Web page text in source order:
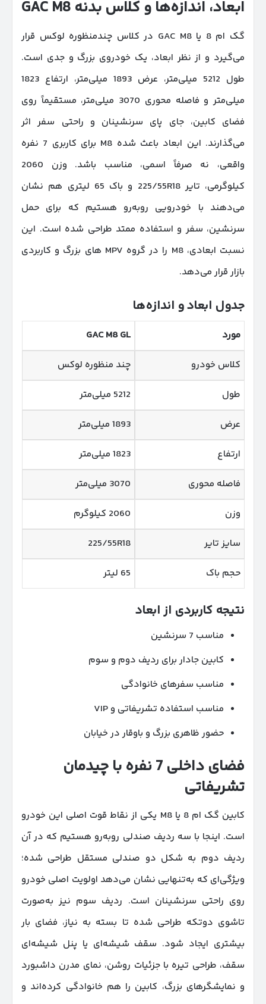
ابعاد، اندازه‌ها و کلاس بدنه
گک ام 8 یا GAC M8 در کلاس چندمنظوره لوکس قرار
می‌گیرد و از نظر ابعاد، یک خودروی بزرگ و جدی است.
طول 5212 میلی‌متر، عرض 1893 میلی‌متر، ارتفاع 1823
میلی‌متر و فاصله محوری 3070 میلی‌متر، مستقیماً روی
فضای کابین، جای پای سرنشینان و راحتی سفر اثر
می‌گذارند. این ابعاد باعث شده M8 برای کاربری 7 نفره
واقعی، نه صرفاً اسمی، مناسب باشد. وزن 2060
کیلوگرمی، تایر 225/55R18 و باک 65 لیتری هم نشان
می‌دهند با خودرویی روبه‌رو هستیم که برای حمل
سرنشین، سفر و استفاده ممتد طراحی شده است. این
نسبت ابعادی، M8 را در گروه MPV های بزرگ و کاربردی
بازار قرار می‌دهد.
جدول ابعاد و اندازه‌ها
مورد
GAC M8 GL
کلاس خودرو
چند منظوره لوکس
طول
5212 میلی‌متر
عرض
1893 میلی‌متر
ارتفاع
1823 میلی‌متر
فاصله محوری
3070 میلی‌متر
وزن
2060 کیلوگرم
سایز تایر
225/55R18
حجم باک
65 لیتر
نتیجه کاربردی از ابعاد
مناسب 7 سرنشین
کابین جادار برای ردیف دوم و سوم
مناسب سفرهای خانوادگی
مناسب استفاده تشریفاتی و VIP
حضور ظاهری بزرگ و باوقار در خیابان
فضای داخلی 7 نفره با چیدمان
تشریفاتی
کابین گک ام 8 یا M8 یکی از نقاط قوت اصلی این خودرو
است. اینجا با سه ردیف صندلی روبه‌رو هستیم که در آن
ردیف دوم به شکل دو صندلی مستقل طراحی شده؛
ویژگی‌ای که به‌تنهایی نشان می‌دهد اولویت اصلی خودرو
روی راحتی سرنشینان است. ردیف سوم نیز به‌صورت
تاشوی دوتکه طراحی شده تا بسته به نیاز، فضای بار
بیشتری ایجاد شود. سقف شیشه‌ای یا پنل شیشه‌ای
سقف، طراحی تیره با جزئیات روشن، نمای مدرن داشبورد
و نمایشگرهای بزرگ، کابین را هم خانوادگی کرده‌اند و